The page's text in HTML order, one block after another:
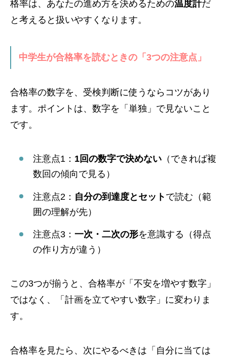
格率は、あなたの進め方を決めるための温度計だ
と考えると扱いやすくなります。
中学生が合格率を読むときの「3つの注意点」
合格率の数字を、受検判断に使うならコツがあり
ます。ポイントは、数字を「単独」で見ないこと
です。
注意点1： 1回の数字で決めない （できれば複
数回の傾向で見る）
注意点2： 自分の到達度とセット で読む（範
囲の理解が先）
注意点3： 一次・二次の形を意識する（得点
の作り方が違う）
この3つが揃うと、合格率が「不安を増やす数字」
ではなく、「計画を立てやすい数字」に変わりま
す。
合格率を見たら、次にやるべきは「自分に当ては